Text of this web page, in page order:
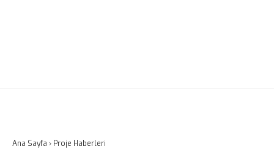
Ana Sayfa › Proje Haberleri